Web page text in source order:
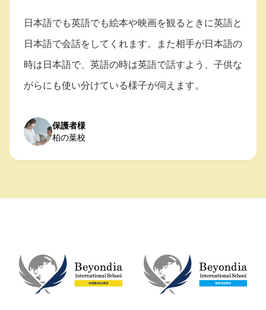
日本語でも英語でも絵本や映画を観るときに英語と
日本語で会話をしてくれます。また相手が日本語の
時は日本語で、英語の時は英語で話すよう、子供な
がらにも使い分けている様子が伺えます。
保護者様
柏の葉校